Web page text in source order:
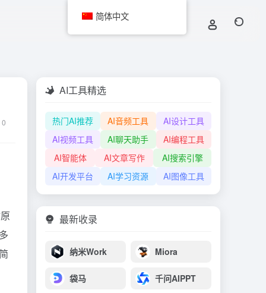
0
AI工具精选
热门AI推荐 AI音频工具
AI设计工具
AI视频工具
AI聊天助手
AI编程工具
AI智能体
AI文章写作
AI搜索引擎
AI开发平台
AI学习资源 AI图像工具
最新收录
纳米Work Miora
袋马 千问AIPPT
简体中文